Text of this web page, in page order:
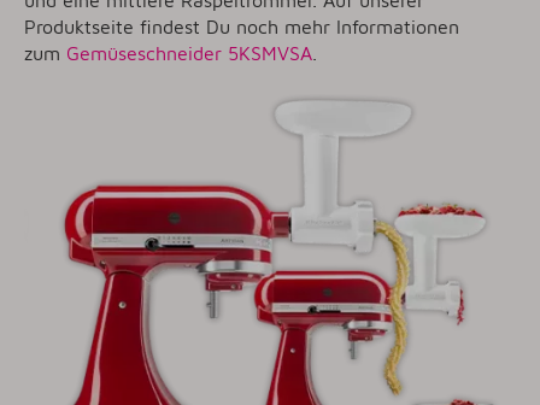
Produktseite findest Du noch mehr Informationen
zum Gemüseschneider 5KSMVSA